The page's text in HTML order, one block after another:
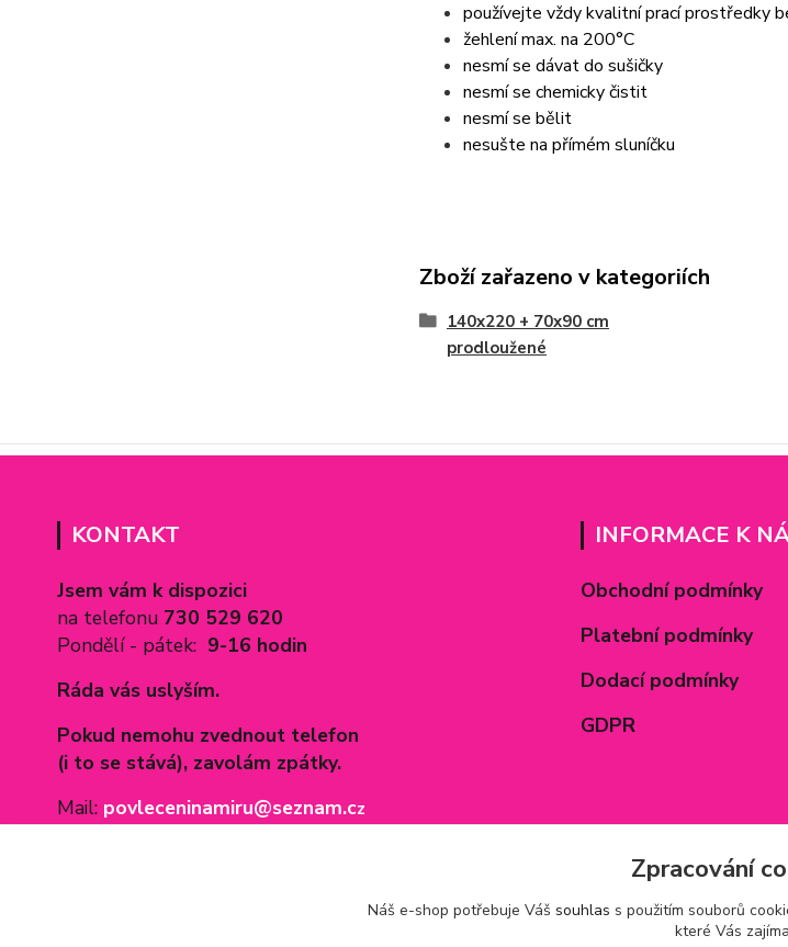
používejte vždy kvalitní prací prostředky
žehlení max. na 200°C
nesmí se dávat do sušičky
nesmí se chemicky čistit
nesmí se bělit
nesušte na přímém sluníčku
Zboží zařazeno v kategoriích
140x220 + 70x90 cm
prodloužené
KONTAKT
Jsem vám k dispozici
na telefonu 730 529 620
Pondělí - pátek: 9-16 hodin
Ráda vás uslyším.
Pokud nemohu zvednout telefon
(i to se stává), zavolám zpátky.
Mail: povleceninamiru@seznam.cz
INFORMACE K
Obchodní podmínky
Platební podmínky
Dodací podmínky
GDPR
Zpracování
Náš e-shop potřebuje Váš souhlas s použitím souborů
které Vás